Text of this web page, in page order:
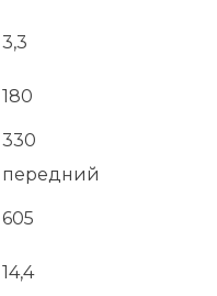
3,3
180
330
передний
605
14,4